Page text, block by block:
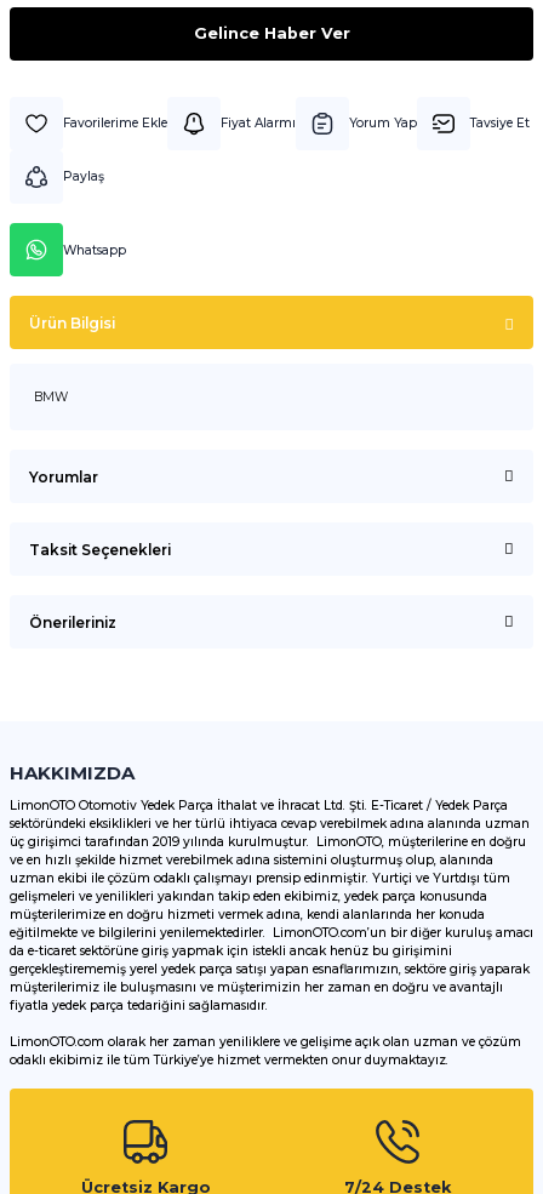
Gelince Haber Ver
Fiyat Alarmı Yorum Yap Tavsiye Et
Paylaş
Whatsapp
Ürün Bilgisi
BMW
Yorumlar
Taksit Seçenekleri
Önerileriniz
Görüş ve önerileriniz için teşekkür ederiz.
Ürün resmi kalitesiz, bozuk veya görüntülenemiyor.
Ürün açıklamasında eksik bilgiler bulunuyor.
Ürün bilgilerinde hatalar bulunuyor.
Ürün fiyatı diğer sitelerden daha pahalı.
Bu ürüne benzer farklı alternatifler olmalı.
HAKKIMIZDA
LimonOTO Otomotiv Yedek Parça İthalat ve İhracat Ltd. Şti. E-Ticaret / Yedek Parça
sektöründeki eksiklikleri ve her türlü ihtiyaca cevap verebilmek adına alanında uzman
üç girişimci tarafından 2019 yılında kurulmuştur. LimonOTO, müşterilerine en doğru
ve en hızlı şekilde hizmet verebilmek adına sistemini oluşturmuş olup, alanında
uzman ekibi ile çözüm odaklı çalışmayı prensip edinmiştir. Yurtiçi ve Yurtdışı tüm
gelişmeleri ve yenilikleri yakından takip eden ekibimiz, yedek parça konusunda
müşterilerimize en doğru hizmeti vermek adına, kendi alanlarında her konuda
eğitilmekte ve bilgilerini yenilemektedirler. LimonOTO.com’un bir diğer kuruluş amacı
da e-ticaret sektörüne giriş yapmak için istekli ancak henüz bu girişimini
gerçekleştirememiş yerel yedek parça satışı yapan esnaflarımızın, sektöre giriş yaparak
müşterilerimiz ile buluşmasını ve müşterimizin her zaman en doğru ve avantajlı
fiyatla yedek parça tedariğini sağlamasıdır.
LimonOTO.com olarak her zaman yeniliklere ve gelişime açık olan uzman ve çözüm
odaklı ekibimiz ile tüm Türkiye’ye hizmet vermekten onur duymaktayız.
Ücretsiz Kargo
7/24 Destek